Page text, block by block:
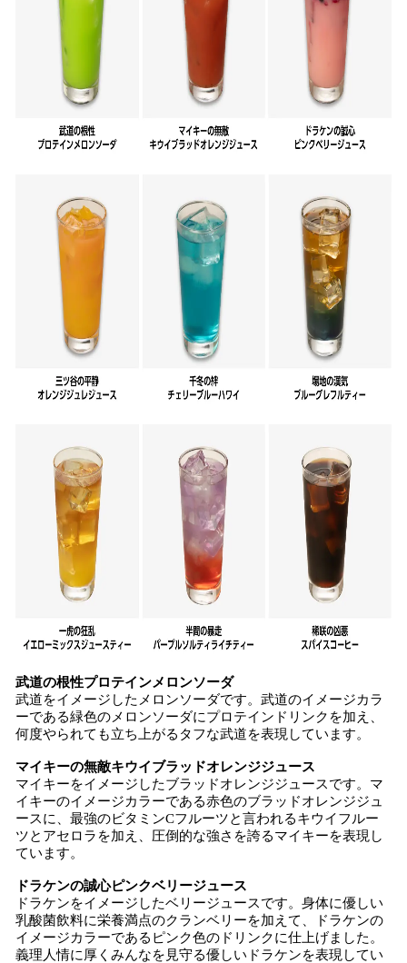
武道の根性プロテインメロンソーダ
武道をイメージしたメロンソーダです。武道のイメージカラ
ーである緑色のメロンソーダにプロテインドリンクを加え、
何度やられても立ち上がるタフな武道を表現しています。
マイキーの無敵キウイブラッドオレンジジュース
マイキーをイメージしたブラッドオレンジジュースです。マ
イキーのイメージカラーである赤色のブラッドオレンジジュ
ースに、最強のビタミンCフルーツと言われるキウイフルー
ツとアセロラを加え、圧倒的な強さを誇るマイキーを表現し
ています。
ドラケンの誠心ピンクベリージュース
ドラケンをイメージしたベリージュースです。身体に優しい
乳酸菌飲料に栄養満点のクランベリーを加えて、ドラケンの
イメージカラーであるピンク色のドリンクに仕上げました。
義理人情に厚くみんなを見守る優しいドラケンを表現してい